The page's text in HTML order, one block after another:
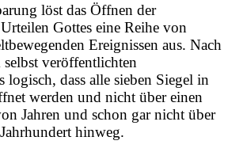
löst das Öffnen der
Gottes eine Reihe von
Ereignissen aus. Nach
veröffentlichten
logisch, dass alle sieben Siegel in
werden und nicht über einen
Jahren und schon gar nicht über
hinweg.